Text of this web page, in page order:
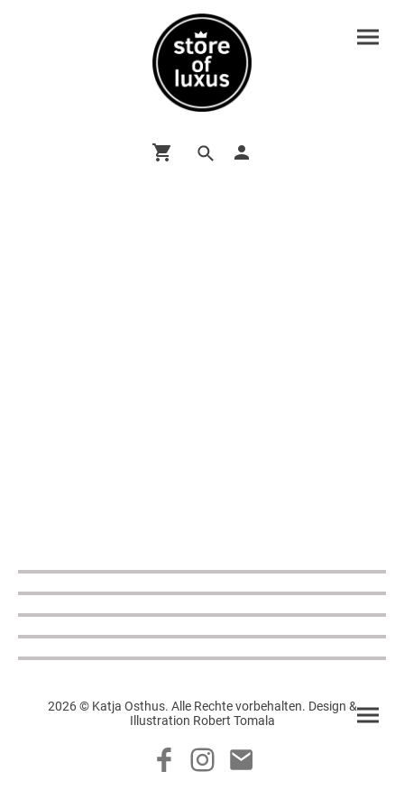
2026 © Katja Osthus. Alle Rechte vorbehalten. Design &
Illustration Robert Tomala